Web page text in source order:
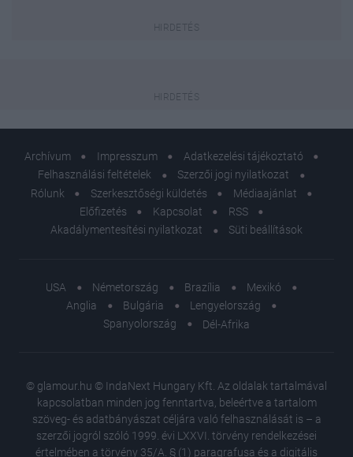
Archívum Impresszum
Adatkezelési tájékoztató
Felhasználási feltételek
Szerzői jogi nyilatkozat
Rólunk
Szerkesztőségi küldetés
Médiaajánlat
Előfizetés
Kapcsolat
RSS
Akadálymentesítési nyilatkozat
Süti beállítások
USA Németország Brazília
Mexikó
Anglia
Bulgária
Lengyelország
Spanyolország
Dél-Afrika
© glamour.hu © IndaNext Hungary Kft. Az oldalak tartalmával
kapcsolatban minden jog fenntartva, beleértve a tartalom
szöveg- és adatbányászat céljára való felhasználását is – a
szerzői jogról szóló 1999. évi LXXVI. törvény rendelkezései
értelmében a törvény 35/A. § (1) paragrafusa és a digitális